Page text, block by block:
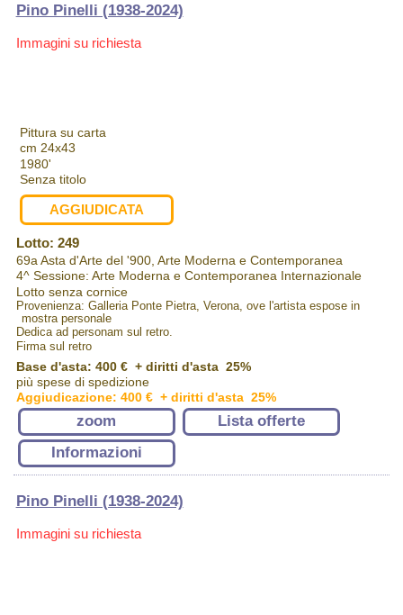
Pino Pinelli (1938-2024)
Immagini su richiesta
Pittura su carta
cm 24x43
1980'
Senza titolo
AGGIUDICATA
Lotto: 249
69a Asta d'Arte del '900, Arte Moderna e Contemporanea
4^ Sessione: Arte Moderna e Contemporanea Internazionale
Lotto senza cornice
Provenienza: Galleria Ponte Pietra, Verona, ove l'artista espose in
mostra personale
Dedica ad personam sul retro.
Firma sul retro
Base d'asta: 400 € + diritti d'asta 25%
più spese di spedizione
Aggiudicazione: 400 € + diritti d'asta 25%
zoom
Lista offerte
Informazioni
Pino Pinelli (1938-2024)
Immagini su richiesta